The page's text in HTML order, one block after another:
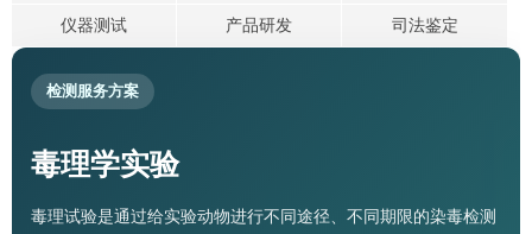
仪器测试 产品研发 司法鉴定
检测服务方案
毒理学实验
毒理试验是通过给实验动物进行不同途径、不同期限的染毒检测